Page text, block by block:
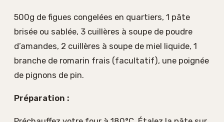
500g de figues congelées en quartiers, 1 pâte
brisée ou sablée, 3 cuillères à soupe de poudre
d’amandes, 2 cuillères à soupe de miel liquide, 1
branche de romarin frais (facultatif), une poignée
de pignons de pin.
Préparation :